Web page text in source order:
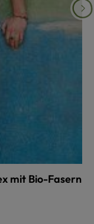
mit Bio-Fasern